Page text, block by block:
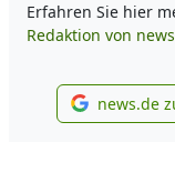
Erfahren Sie hier
Redaktion von
news.de